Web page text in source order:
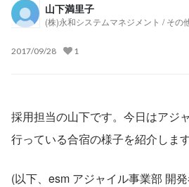
山下満里子
(株)永和システムマネジメント / その
2017/09/28 1
採用担当の山下です。今日はアジ
行っている合宿の様子を紹介します
(以下、esm アジャイル事業部 開